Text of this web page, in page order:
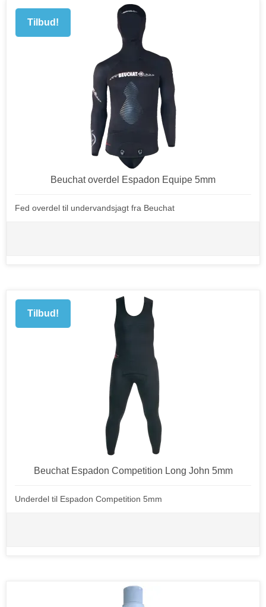
Tilbud!
Beuchat overdel Espadon Equipe 5mm
Fed overdel til undervandsjagt fra Beuchat
Tilbud!
Beuchat Espadon Competition Long John 5mm
Underdel til Espadon Competition 5mm